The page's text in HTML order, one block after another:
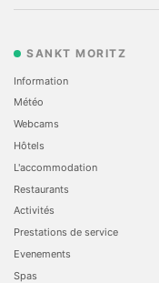
SANKT MORITZ
Information
Météo
Webcams
Hôtels
L'accommodation
Restaurants
Activités
Prestations de service
Evеnements
Spas